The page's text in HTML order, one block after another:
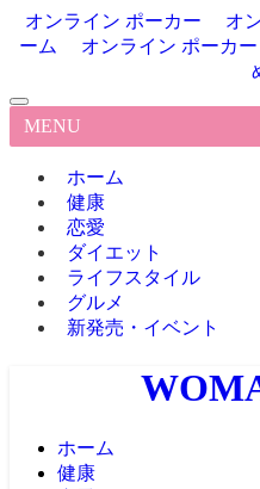
オンライン ポーカー オ
ーム
オンライン ポーカー
MENU
ホーム
健康
恋愛
ダイエット
ライフスタイル
グルメ
新発売・イベント
ホーム
健康